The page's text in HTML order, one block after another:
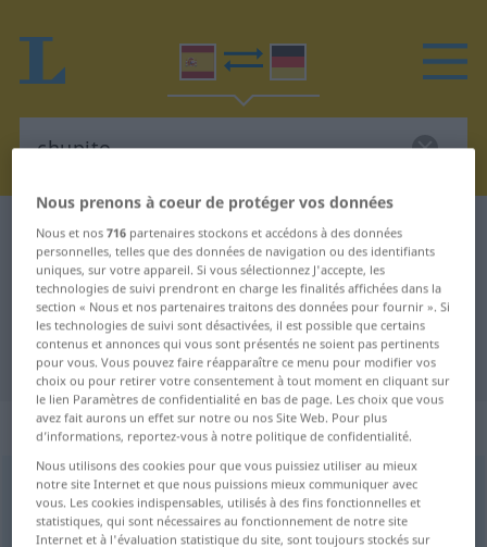
Dictionnaire Espagnol-Allemand chupito
Traduction Espagnol-Allemand de
"chupito"
"chupito" - traduction Allemand
„chupito“: masculino
chupito [tʃuˈpito]m FAM
Vue d'ensemble de toutes les traductions
Nous prenons à coeur de protéger vos données
Nous et nos716 partenaires stockons et accédons à des données
personnelles, telles que des données de navigation ou des identifiants
uniques, sur votre appareil. Si vous sélectionnez J'accepte, les
technologies de suivi prendront en charge les finalités affichées dans la
section « Nous et nos partenaires traitons des données pour fournir ». Si
les technologies de suivi sont désactivées, il est possible que certains
contenus et annonces qui vous sont présentés ne soient pas pertinents
pour vous. Vous pouvez faire réapparaître ce menu pour modifier vos
choix ou pour retirer votre consentement à tout moment en cliquant sur
le lien Paramètres de confidentialité en bas de page. Les choix que vous
avez fait aurons un effet sur notre ou nos Site Web. Pour plus
d’informations, reportez-vous à notre politique de confidentialité.
Nous utilisons des cookies pour que vous puissiez utiliser au mieux
notre site Internet et que nous puissions mieux communiquer avec
vous. Les cookies indispensables, utilisés à des fins fonctionnelles et
statistiques, qui sont nécessaires au fonctionnement de notre site
Internet et à l'évaluation statistique du site, sont toujours stockés sur